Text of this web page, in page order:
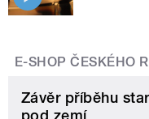
E-SHOP ČESKÉHO
Závěr příběhu
pod zemí